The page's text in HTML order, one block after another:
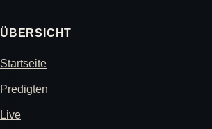
ÜBERSICHT
Startseite
Predigten
Live